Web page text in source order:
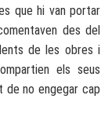
que hi van portar
des del
de les obres i
els seus
de no engegar cap